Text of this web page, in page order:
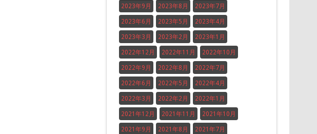
2023年9月 2023年8月 2023年7月
2023年6月 2023年5月 2023年4月
2023年3月 2023年2月 2023年1月
2022年12月 2022年11月 2022年10月
2022年9月 2022年8月 2022年7月
2022年6月 2022年5月 2022年4月
2022年3月 2022年2月 2022年1月
2021年12月 2021年11月 2021年10月
2021年9月 2021年8月 2021年7月